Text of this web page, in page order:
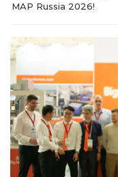
MAP Russia 2026!